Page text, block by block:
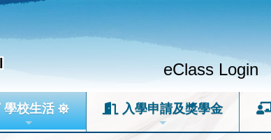
eClass Login
學校生活 入學申請及獎學金